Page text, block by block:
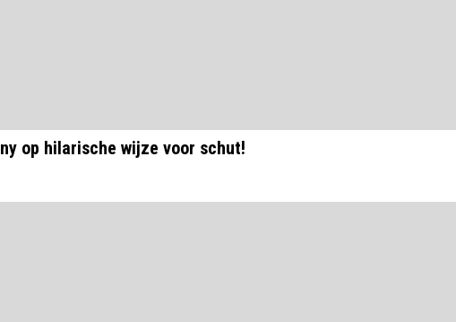
op hilarische wijze voor schut!